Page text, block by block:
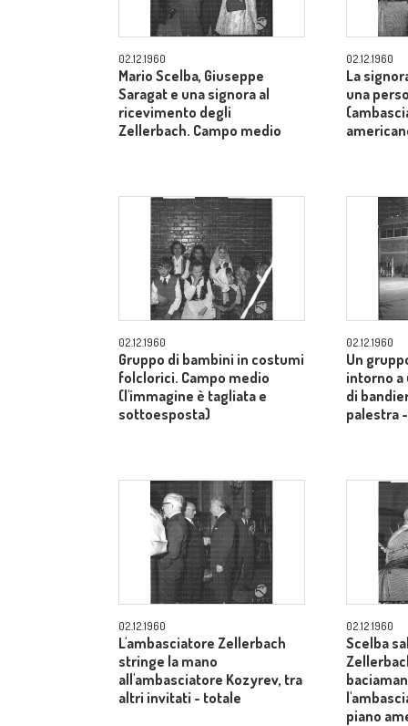
02.12.1960
Mario Scelba, Giuseppe
Saragat e una signora al
ricevimento degli
Zellerbach. Campo medio
02.12.1960
La
una
02.12.1960
Gruppo di bambini in costumi
folclorici. Campo medio
(l'immagine è tagliata e
sottoesposta)
02.12.1960
Un
intorno a
di
palestra
02.12.1960
L'ambasciatore Zellerbach
stringe la mano
all'ambasciatore Kozyrev, tra
altri invitati - totale
02.12.1960
Scelba
piano